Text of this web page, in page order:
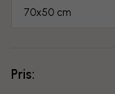
70x50 cm
Pris: